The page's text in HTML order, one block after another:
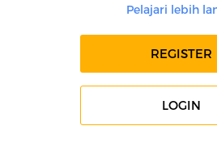
Pelajari lebih
REGISTER
LOGIN